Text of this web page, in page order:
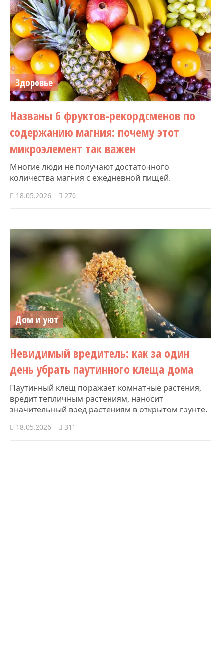
Здоровье
Названы 6 фруктов-рекордсменов по
содержанию магния: почему этот
микроэлемент так важен
Многие люди не получают достаточного
количества магния с ежедневной пищей.
18.05.2026 270
Дом и уют
Невидимый вредитель: как за один
день убрать паутинного клеща дома
Паутинный клещ поражает комнатные растения,
вредит тепличным растениям, наносит
значительный вред растениям в открытом грунте.
18.05.2026 311